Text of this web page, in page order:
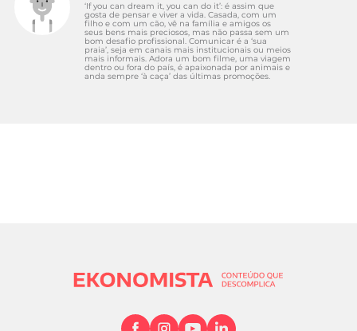
‘If you can dream it, you can do it’: é assim que
gosta de pensar e viver a vida. Casada, com um
filho e com um cão, vê na família e amigos os
seus bens mais preciosos, mas não passa sem um
bom desafio profissional. Comunicar é a ‘sua
praia’, seja em canais mais institucionais ou meios
mais informais. Adora um bom filme, uma viagem
dentro ou fora do país, é apaixonada por animais e
anda sempre ‘à caça’ das últimas promoções.